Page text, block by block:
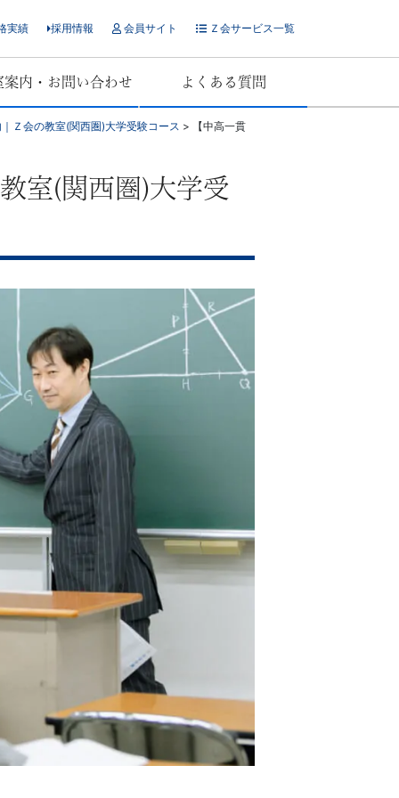
実績 採用情報 会員サイト Ｚ会サービス一覧
案内・お問い合わせ よくある質問
Ｚ会の教室(関西圏)大学受験コース > 【中高一貫
室(関西圏)大学受